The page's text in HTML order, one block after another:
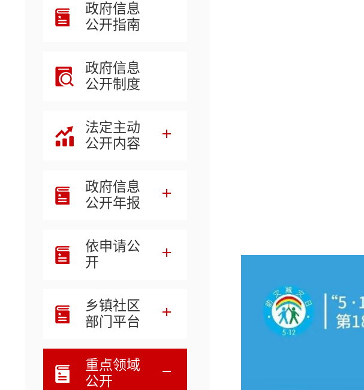
政府信息
公开指南
政府信息
公开制度
法定主动
公开内容
政府信息
公开年报
依申请公
开
乡镇社区
部门平台
重点领域
公开